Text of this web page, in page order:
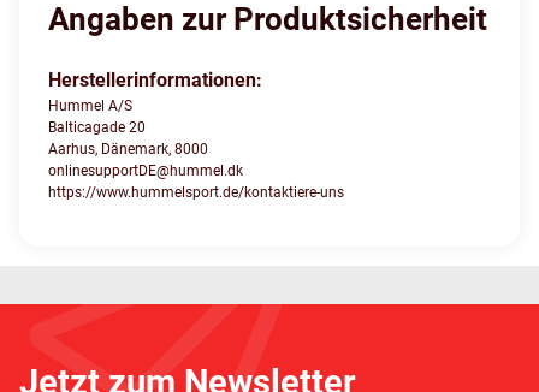
Angaben zur Produktsicherheit
Herstellerinformationen:
Hummel A/S
Balticagade 20
Aarhus, Dänemark, 8000
onlinesupportDE@hummel.dk
https://www.hummelsport.de/kontaktiere-uns
Jetzt zum Newsletter